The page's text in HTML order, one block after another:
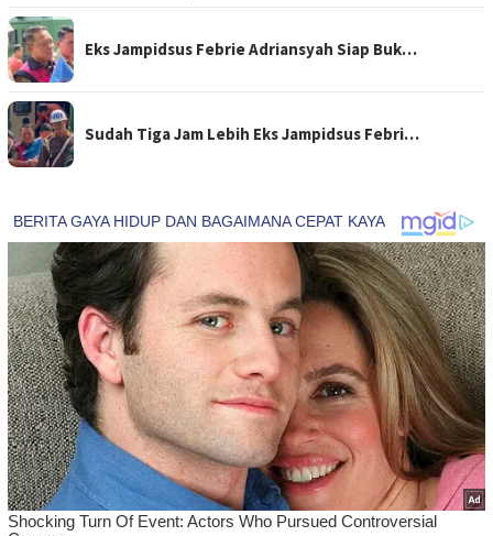
Eks Jampidsus Febrie Adriansyah Siap Buk…
Sudah Tiga Jam Lebih Eks Jampidsus Febri…